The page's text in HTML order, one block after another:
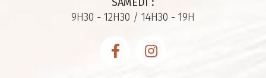
9H30 - 12H30 / 14H30 - 19H